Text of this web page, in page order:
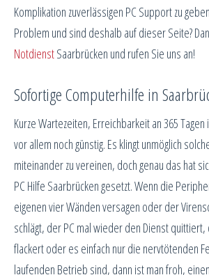
Komplikation zuverlässigen PC Support zu
Problem und sind deshalb auf dieser Seite?
NotdienstSaarbrücken und rufen Sie uns an!
Sofortige Computerhilfe in
Kurze Wartezeiten, Erreichbarkeit an 365
vor allem noch günstig. Es klingt unmöglich
miteinander zu vereinen, doch genau das hat
PC Hilfe Saarbrücken gesetzt. Wenn die
eigenen vier Wänden versagen oder der
schlägt, der PC mal wieder den Dienst
flackert oder es einfach nur die nervtötenden
laufenden Betrieb sind, dann ist man froh,